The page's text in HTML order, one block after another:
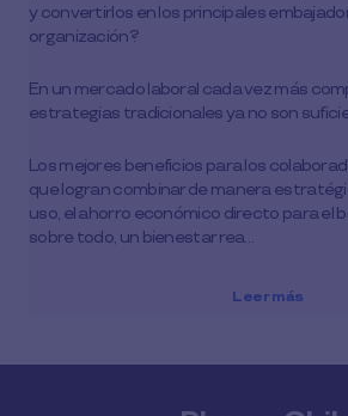
y convertirlos en los principales
organización?
En un mercado laboral cada vez más
estrategias tradicionales ya no son
Los mejores beneficios para los
que logran combinar de manera
uso, el ahorro económico directo para el
sobre todo, un bienestar rea…
Leer más